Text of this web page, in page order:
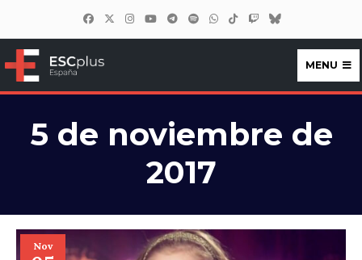
ESCplus España
MENU
5 de noviembre de
2017
Nov